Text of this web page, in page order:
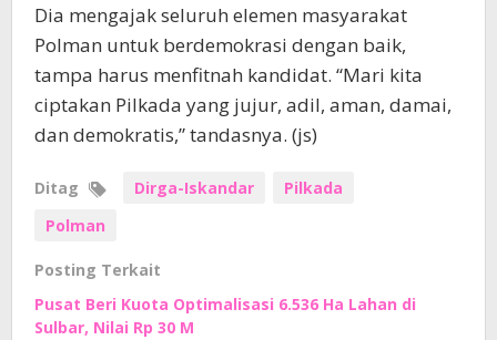
Dia mengajak seluruh elemen masyarakat
Polman untuk berdemokrasi dengan baik,
tampa harus menfitnah kandidat. “Mari kita
ciptakan Pilkada yang jujur, adil, aman, damai,
dan demokratis,” tandasnya. (js)
Ditag Dirga-Iskandar
Pilkada
Polman
Posting Terkait
Pusat Beri Kuota Optimalisasi 6.536 Ha Lahan di
Sulbar, Nilai Rp 30 M